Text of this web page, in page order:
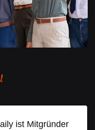
ist Mitgründer